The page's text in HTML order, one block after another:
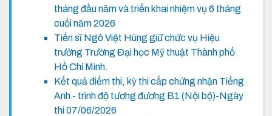
tháng đầu năm và triển khai nhiệm vụ 6 tháng
cuối năm 2026
Tiến sĩ Ngô Việt Hùng giữ chức vụ Hiệu
trưởng Trường Đại học Mỹ thuật Thành phố
Hồ Chí Minh.
Kết quả điểm thi, kỳ thi cấp chứng nhận Tiếng
Anh - trình độ tương đương B1 (Nội bộ)-Ngày
thi 07/06/2026